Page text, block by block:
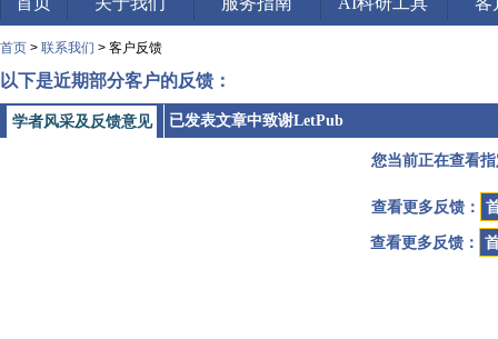
首页 > 联系我们 > 客户反馈
以下是近期部分客户的反馈：
学者风采及反馈意见 已发表文章中致谢LetPub
您当前正在查看
查看更多反馈：
查看更多反馈：